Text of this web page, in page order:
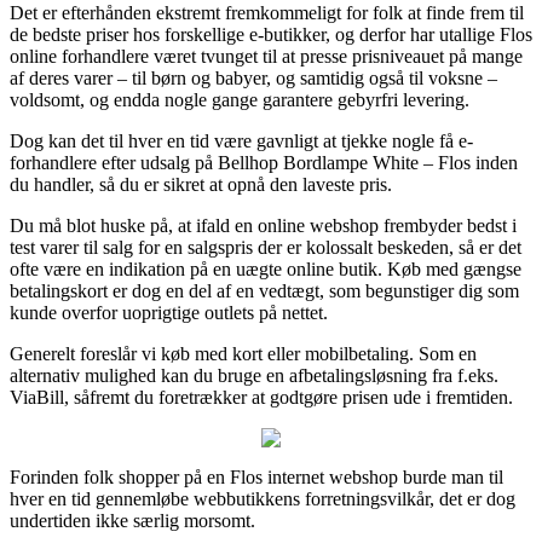
Det er efterhånden ekstremt fremkommeligt for folk at finde frem til
de bedste priser hos forskellige e-butikker, og derfor har utallige Flos
online forhandlere været tvunget til at presse prisniveauet på mange
af deres varer – til børn og babyer, og samtidig også til voksne –
voldsomt, og endda nogle gange garantere gebyrfri levering.
Dog kan det til hver en tid være gavnligt at tjekke nogle få e-
forhandlere efter udsalg på Bellhop Bordlampe White – Flos inden
du handler, så du er sikret at opnå den laveste pris.
Du må blot huske på, at ifald en online webshop frembyder bedst i
test varer til salg for en salgspris der er kolossalt beskeden, så er det
ofte være en indikation på en uægte online butik. Køb med gængse
betalingskort er dog en del af en vedtægt, som begunstiger dig som
kunde overfor uoprigtige outlets på nettet.
Generelt foreslår vi køb med kort eller mobilbetaling. Som en
alternativ mulighed kan du bruge en afbetalingsløsning fra f.eks.
ViaBill, såfremt du foretrækker at godtgøre prisen ude i fremtiden.
Forinden folk shopper på en Flos internet webshop burde man til
hver en tid gennemløbe webbutikkens forretningsvilkår, det er dog
undertiden ikke særlig morsomt.